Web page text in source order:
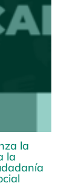
la
la